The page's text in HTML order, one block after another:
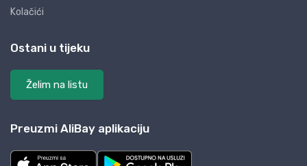
Kolačići
Ostani u tijeku
Želim na listu
Preuzmi AliBay aplikaciju